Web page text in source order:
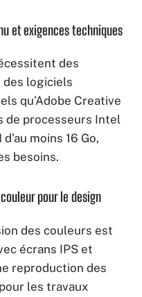
et exigences techniques
des
des logiciels
qu’Adobe Creative
de processeurs Intel
moins 16 Go,
besoins.
pour le design
des couleurs est
écrans IPS et
reproduction des
les travaux